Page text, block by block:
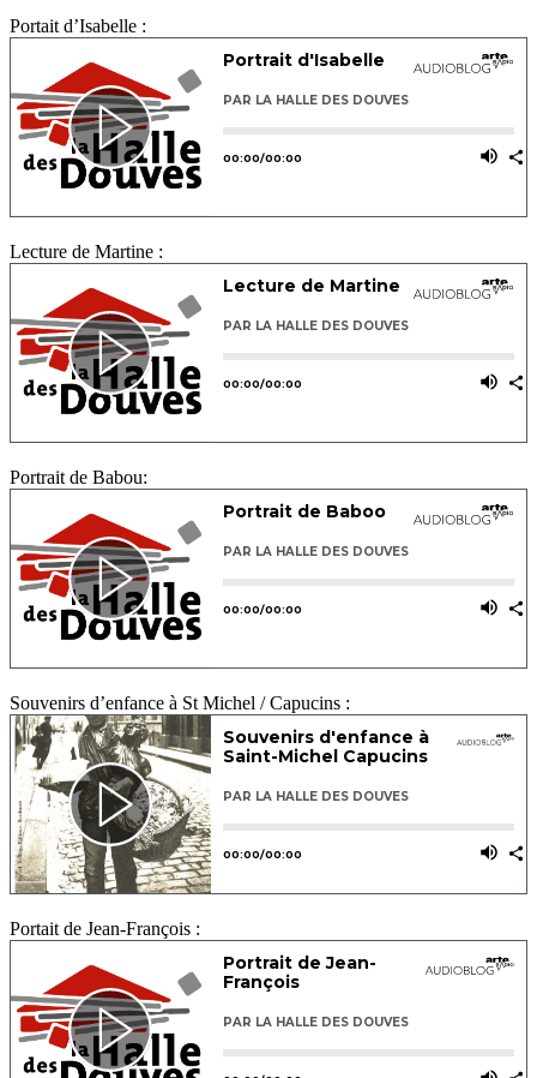
Portait d’Isabelle :
Lecture de Martine :
Portrait de Babou:
Souvenirs d’enfance à St Michel / Capucins :
Portait de Jean-François :